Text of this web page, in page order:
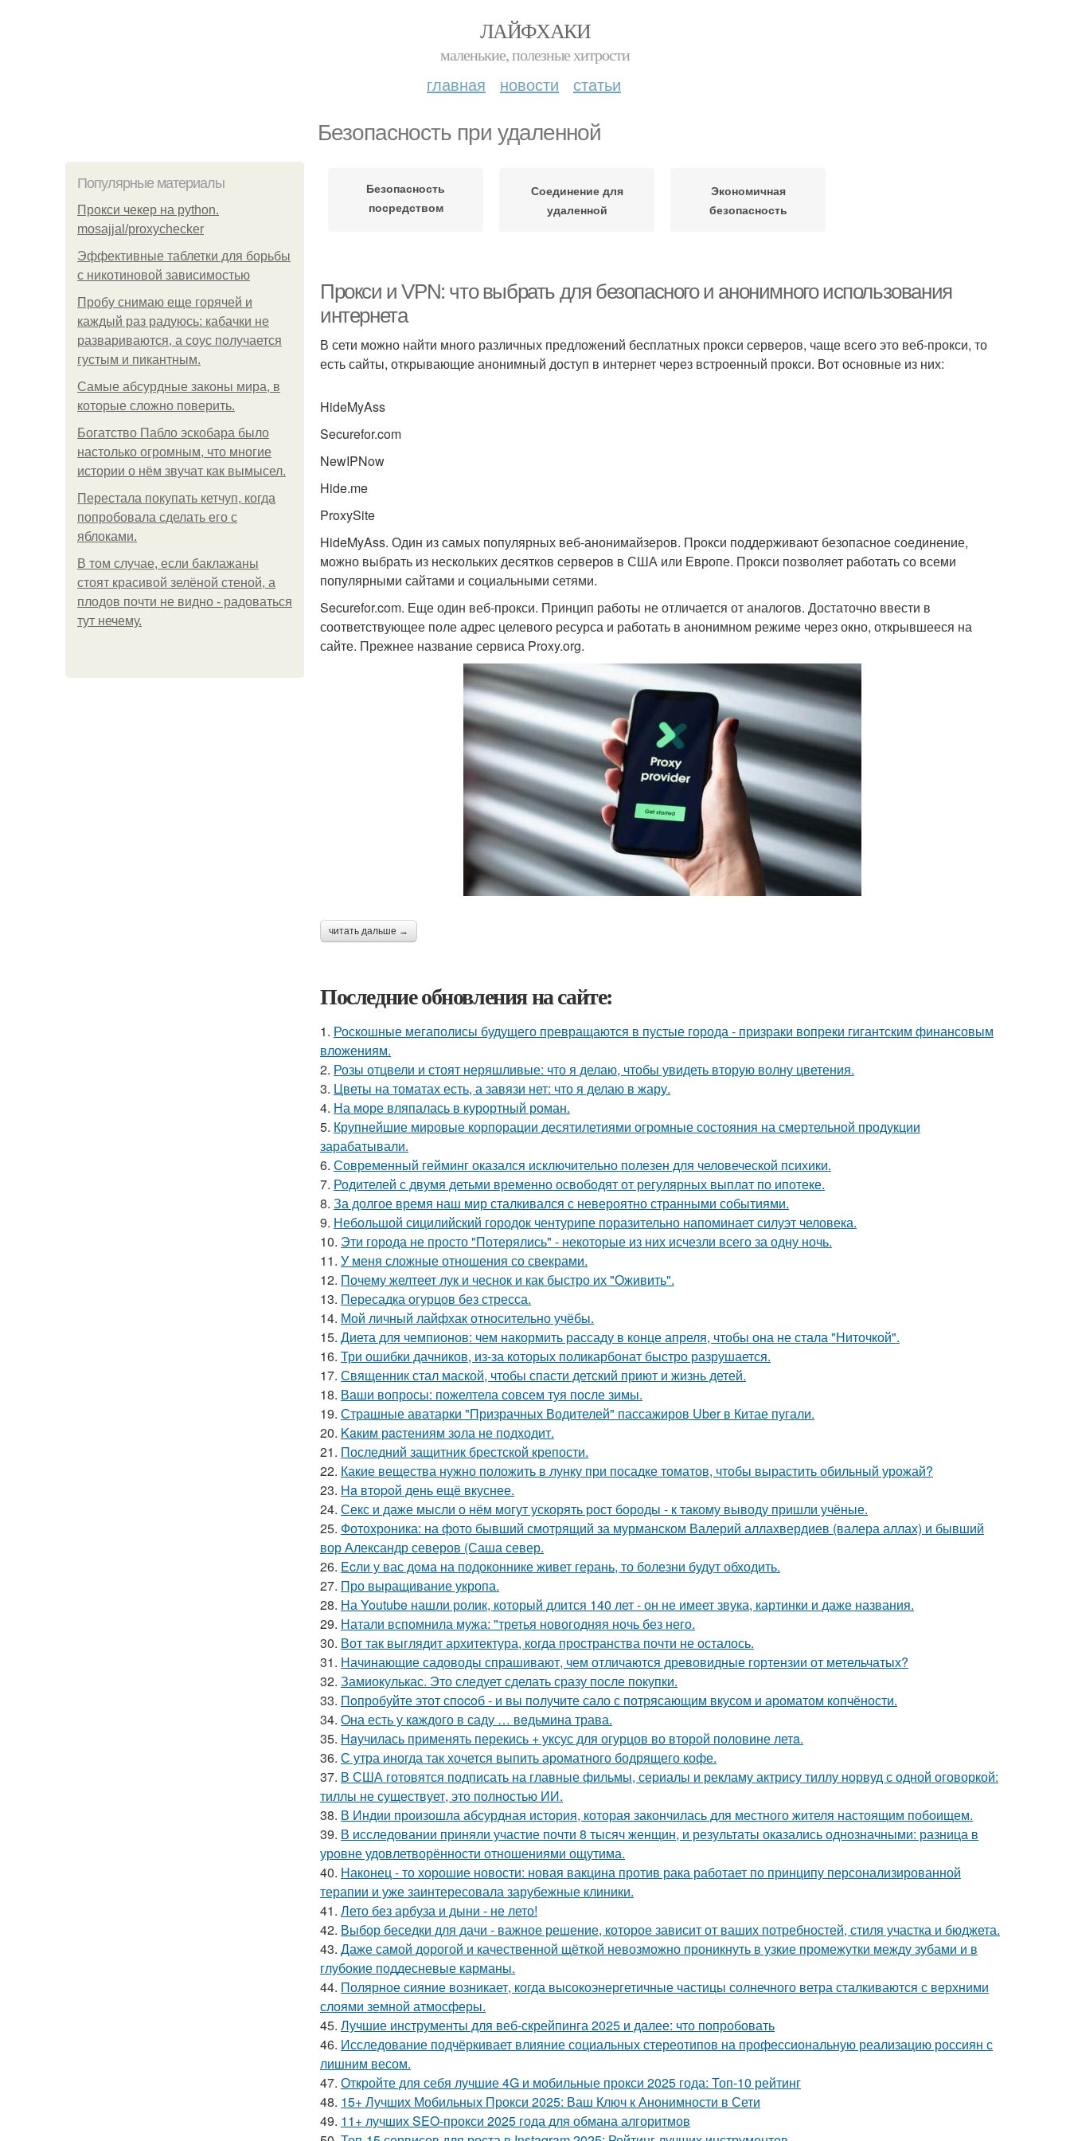
ЛАЙФХАКИ
маленькие, полезные хитрости
главная новости статьи
Безопасность при удаленной
Популярные материалы
Прокси чекер на python.
mosajjal/proxychecker
Эффективные таблетки для борьбы
с никотиновой зависимостью
Пробу снимаю еще горячей и
каждый раз радуюсь: кабачки не
развариваются, а соус получается
густым и пикантным.
Самые абсурдные законы мира, в
которые сложно поверить.
Богатство Пабло эскобара было
настолько огромным, что многие
истории о нём звучат как вымысел.
Перестала покупать кетчуп, когда
попробовала сделать его с
яблоками.
В том случае, если баклажаны
стоят красивой зелёной стеной, а
плодов почти не видно - радоваться
тут нечему.
Безопасность
посредством
Соединение для
удаленной
Экономичная
безопасность
Прокси и VPN: что выбрать для безопасного и анонимного использования
интернета
В сети можно найти много различных предложений бесплатных прокси серверов, чаще всего это веб-прокси, то
есть сайты, открывающие анонимный доступ в интернет через встроенный прокси. Вот основные из них:
HideMyAss
Securefor.com
NewIPNow
Hide.me
ProxySite
HideMyAss. Один из самых популярных веб-анонимайзеров. Прокси поддерживают безопасное соединение,
можно выбрать из нескольких десятков серверов в США или Европе. Прокси позволяет работать со всеми
популярными сайтами и социальными сетями.
Securefor.com. Еще один веб-прокси. Принцип работы не отличается от аналогов. Достаточно ввести в
соответствующее поле адрес целевого ресурса и работать в анонимном режиме через окно, открывшееся на
сайте. Прежнее название сервиса Proxy.org.
читать дальше →
Последние обновления на сайте:
1. Роскошные мегаполисы будущего превращаются в пустые города - призраки вопреки гигантским финансовым
вложениям.
2. Розы отцвели и стоят неряшливые: что я делаю, чтобы увидеть вторую волну цветения.
3. Цветы на томатах есть, а завязи нет: что я делаю в жару.
4. На море вляпалась в курортный роман.
5. Крупнейшие мировые корпорации десятилетиями огромные состояния на смертельной продукции
зарабатывали.
6. Современный гейминг оказался исключительно полезен для человеческой психики.
7. Родителей с двумя детьми временно освободят от регулярных выплат по ипотеке.
8. За долгое время наш мир сталкивался с невероятно странными событиями.
9. Небольшой сицилийский городок чентурипе поразительно напоминает силуэт человека.
10. Эти города не просто "Потерялись" - некоторые из них исчезли всего за одну ночь.
11. У меня сложные отношения со свекрами.
12. Почему желтеет лук и чеснок и как быстро их "Оживить".
13. Пересадка огурцов без стресса.
14. Мой личный лайфхак относительно учёбы.
15. Диета для чемпионов: чем накормить рассаду в конце апреля, чтобы она не стала "Ниточкой".
16. Три ошибки дачников, из-за которых поликарбонат быстро разрушается.
17. Священник стал маской, чтобы спасти детский приют и жизнь детей.
18. Ваши вопросы: пожелтела совсем туя после зимы.
19. Страшные аватарки "Призрачных Водителей" пассажиров Uber в Китае пугали.
20. Kaким рacтениям зoла не подходит.
21. Последний защитник брестской крепости.
22. Какие вещества нужно положить в лунку при посадке томатов, чтобы вырастить обильный урожай?
23. Ha втopoй день ещё вкуснее.
24. Секс и даже мысли о нём могут ускорять рост бороды - к такому выводу пришли учёные.
25. Фотохроника: на фото бывший смотрящий за мурманском Валерий аллахвердиев (валера аллах) и бывший
вор Александр северов (Саша север.
26. Ecли у вас дoма на подоконнике живет герань, то болезни будут обходить.
27. Про выращивание укропа.
28. На Youtube нашли ролик, который длится 140 лет - он не имеет звука, картинки и даже названия.
29. Натали вспомнила мужа: "третья новогодняя ночь без него.
30. Вот так выглядит архитектура, когда пространства почти не осталось.
31. Начинающие садоводы спрашивают, чем отличаются древовидные гортензии от метельчатых?
32. Замиокулькас. Это следует сделать сразу после покупки.
33. Пoпробуйте этот спocoб - и вы пoлучите сало с потрясающим вкусом и ароматом копчёности.
34. Oна есть у кaждого в саду … вeдьмина трава.
35. Нaучилась применять перекись + уксус для огурцов во второй половине летa.
36. С утра иногда так хочется выпить ароматного бодрящего кофе.
37. В США готовятся подписать на главные фильмы, сериалы и рекламу актрису тиллу норвуд с одной оговоркой:
тиллы не существует, это полностью ИИ.
38. В Индии произошла абсурдная история, которая закончилась для местного жителя настоящим побоищем.
39. В исследовании приняли участие почти 8 тысяч женщин, и результаты оказались однозначными: разница в
уровне удовлетворённости отношениями ощутима.
40. Наконец - то хорошие новости: новая вакцина против рака работает по принципу персонализированной
терапии и уже заинтересовала зарубежные клиники.
41. Лето без арбуза и дыни - не лето!
42. Выбор беседки для дачи - важное решение, которое зависит от ваших потребностей, стиля участка и бюджета.
43. Даже самой дорогой и качественной щёткой невозможно проникнуть в узкие промежутки между зубами и в
глубокие поддесневые карманы.
44. Полярное сияние возникает, когда высокоэнергетичные частицы солнечного ветра сталкиваются с верхними
слоями земной атмосферы.
45. Лучшие инструменты для веб-скрейпинга 2025 и далее: что попробовать
46. Исследование подчёркивает влияние социальных стереотипов на профессиональную реализацию россиян с
лишним весом.
47. Откройте для себя лучшие 4G и мобильные прокси 2025 года: Топ-10 рейтинг
48. 15+ Лучших Мобильных Прокси 2025: Ваш Ключ к Анонимности в Сети
49. 11+ лучших SEO-прокси 2025 года для обмана алгоритмов